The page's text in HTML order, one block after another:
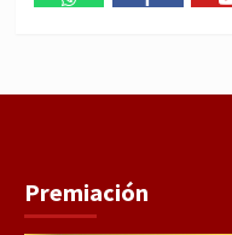
Premiación